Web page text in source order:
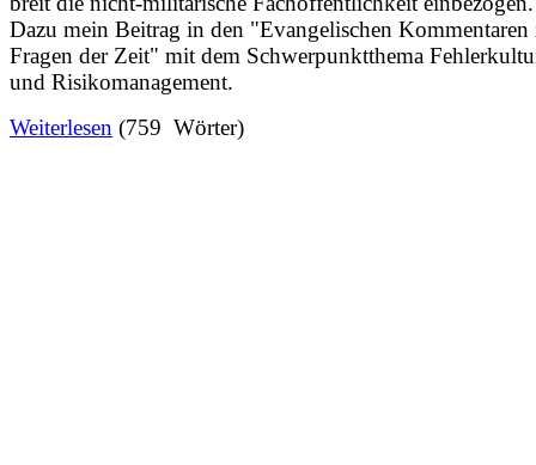
Dazu mein Beitrag in den "Evangelischen Kommentaren
Fragen der Zeit" mit dem Schwerpunktthema
und Risikomanagement.
Weiterlesen (759 Wörter)